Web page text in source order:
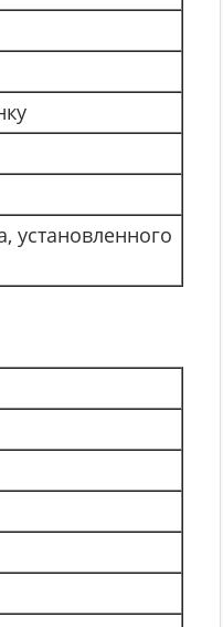
установленного